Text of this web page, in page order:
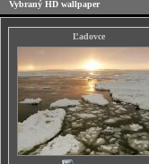
Vybraný HD wallpaper
Ľadovce